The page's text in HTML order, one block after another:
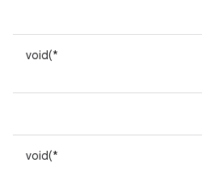
void(*
void(*